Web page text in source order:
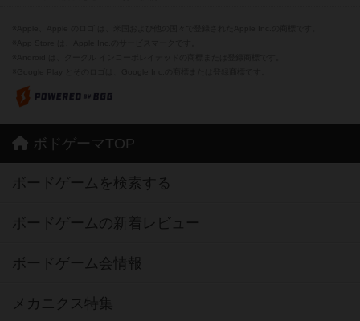
ボドゲーマTOP
ボードゲームを検索する
ボードゲームの新着レビュー
ボードゲーム会情報
メカニクス特集